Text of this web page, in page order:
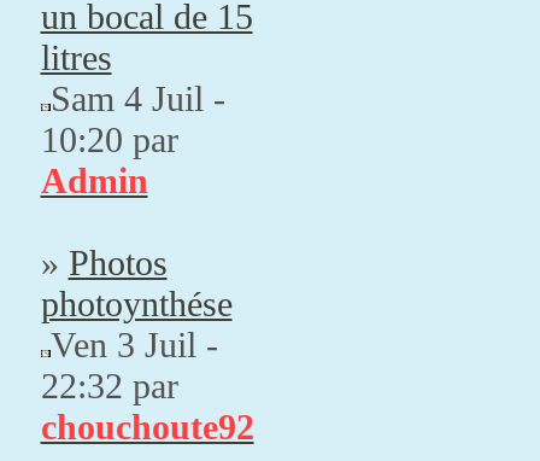
un bocal de 15
litres
Sam 4 Juil -
10:20 par
Admin
» Photos
photoynthése
Ven 3 Juil -
22:32 par
chouchoute92